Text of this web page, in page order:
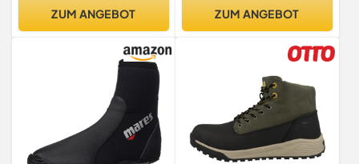
ZUM ANGEBOT ZUM ANGEBOT